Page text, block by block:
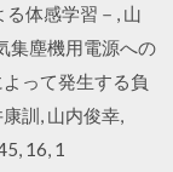
体感学習－, 山
集塵機用電源への
って発生する負
訓, 山内俊幸,
16, 1